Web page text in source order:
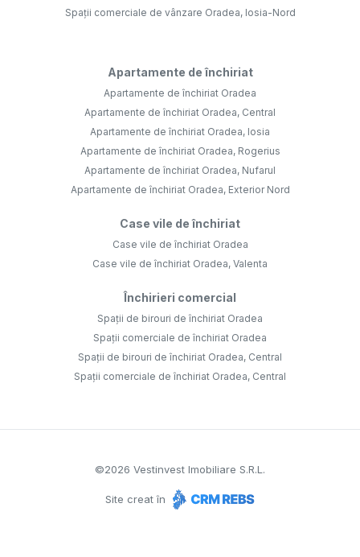
Spații comerciale de vânzare Oradea, Iosia-Nord
Apartamente de închiriat
Apartamente de închiriat Oradea
Apartamente de închiriat Oradea, Central
Apartamente de închiriat Oradea, Iosia
Apartamente de închiriat Oradea, Rogerius
Apartamente de închiriat Oradea, Nufarul
Apartamente de închiriat Oradea, Exterior Nord
Case vile de închiriat
Case vile de închiriat Oradea
Case vile de închiriat Oradea, Valenta
Închirieri comercial
Spații de birouri de închiriat Oradea
Spații comerciale de închiriat Oradea
Spații de birouri de închiriat Oradea, Central
Spații comerciale de închiriat Oradea, Central
©2026 Vestinvest Imobiliare S.R.L.
Site creat în